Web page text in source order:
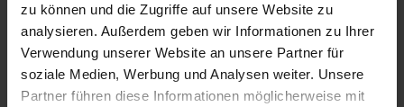
zu können und die Zugriffe auf unsere Website zu
analysieren. Außerdem geben wir Informationen zu Ihrer
Verwendung unserer Website an unsere Partner für
soziale Medien, Werbung und Analysen weiter. Unsere
Partner führen diese Informationen möglicherweise mit
2x 2-Gänge Menü/Buffet
2x Kaffee zum Mitnehmen
∞ Gratis Parken
Alles sehen, was enthalten ist
WENIG VERFÜGBARKEIT
Aug p. P.185,-
Gesamt 370,-
WENIG VERFÜGBARKEIT
Sep p. P.203,-
Gesamt 406,-
WENIG
Okt